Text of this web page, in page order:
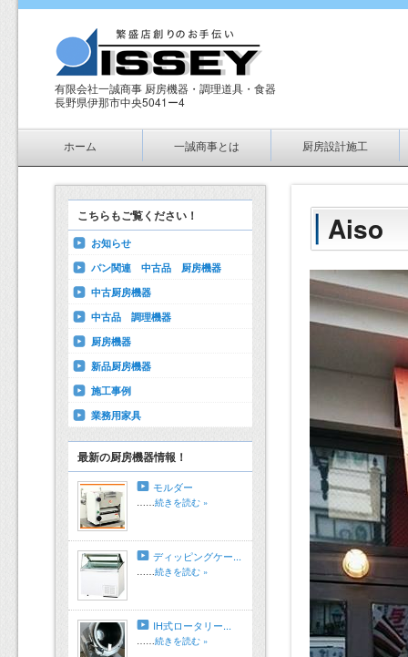
有限会社一誠商事 厨房機器・調理道具・食器
長野県伊那市中央5041ー4
メインコンテンツへ移動
サブコンテンツへ移動
ホーム 一誠商事とは 厨房設計施工
Aiso
こちらもご覧ください！
お知らせ
パン関連 中古品 厨房機器
中古厨房機器
中古品 調理機器
厨房機器
新品厨房機器
施工事例
業務用家具
最新の厨房機器情報！
モルダー
続きを読む »
ディッピングケー...
続きを読む »
IH式ロータリー...
続きを読む »